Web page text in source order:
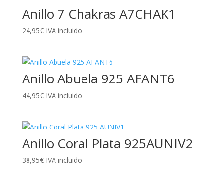
Anillo 7 Chakras A7CHAK1
24,95€ IVA incluido
Anillo Abuela 925 AFANT6
44,95€ IVA incluido
Anillo Coral Plata 925AUNIV2
38,95€ IVA incluido